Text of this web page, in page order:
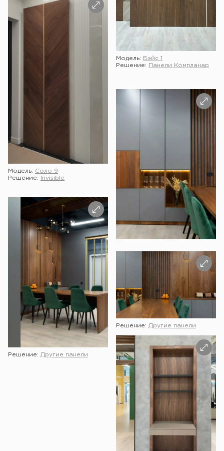
Модель:
Бэйс 1
Решение:
Панели Компланар
Модель: Соло 9
Решение:
Invisible
Решение: Другие панели
Решение: Другие панели